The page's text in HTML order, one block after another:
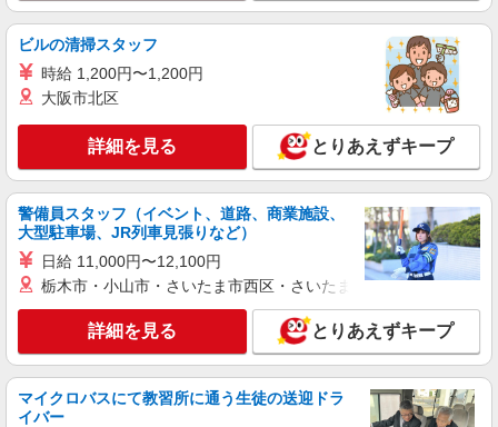
+゜ 入社祝い金10万円支給(規定有) お友達を紹介
い・週払い可能（規程有）★ ゜・。○。・゜
+゜・。○。・゜+゜
キープ 詳細を見る
株式会社シエロ
【ドコモ】の店舗スタッフ
時給1400円〜 ※残業代支給 ★交通費別途支給
（規定あり） ゜+゜・。○。・゜+゜・。○。・゜
+゜ 入社祝い金10万円支給(規定有) お友達を紹介
頂くと, インセンティブ支給(規定有) ★月2回払
い・週払い可能（規程有）★ ゜・。○。・゜
+゜・。○。・゜+゜
静岡県焼津市のdocomoショップ
キープ 詳細を見る
株式会社シエロ
人気機種に詳しくなれる携帯販売【楽天モバイ
ル】
ビルの清掃スタッフ
時給 1,200円〜1,200円
大阪市北区
詳細を見る とりあえずキープ
警備員スタッフ（イベント、道路、商業施設、
大型駐車場、JR列車見張りなど）
日給 11,000円〜12,100円
栃木市・小山市・さいたま市西区・さいたま市岩槻区・久喜市・
詳細を見る とりあえずキープ
マイクロバスにて教習所に通う生徒の送迎ドラ
イバー